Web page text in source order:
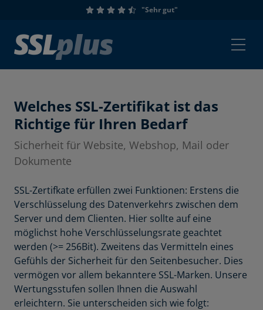
"Sehr gut"
Welches SSL-Zertifikat ist das
Richtige für Ihren Bedarf
Sicherheit für Website, Webshop, Mail oder
Dokumente
SSL-Zertifkate erfüllen zwei Funktionen: Erstens die
Verschlüsselung des Datenverkehrs zwischen dem
Server und dem Clienten. Hier sollte auf eine
möglichst hohe Verschlüsselungsrate geachtet
werden (>= 256Bit). Zweitens das Vermitteln eines
Gefühls der Sicherheit für den Seitenbesucher. Dies
vermögen vor allem bekanntere SSL-Marken. Unsere
Wertungsstufen sollen Ihnen die Auswahl
erleichtern. Sie unterscheiden sich wie folgt: